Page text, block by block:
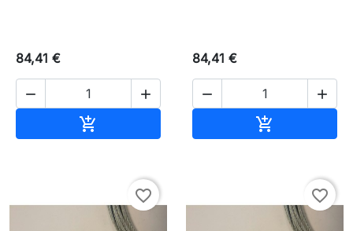
84,41 €
 

84,41 €
 

favorite_border favorite_border